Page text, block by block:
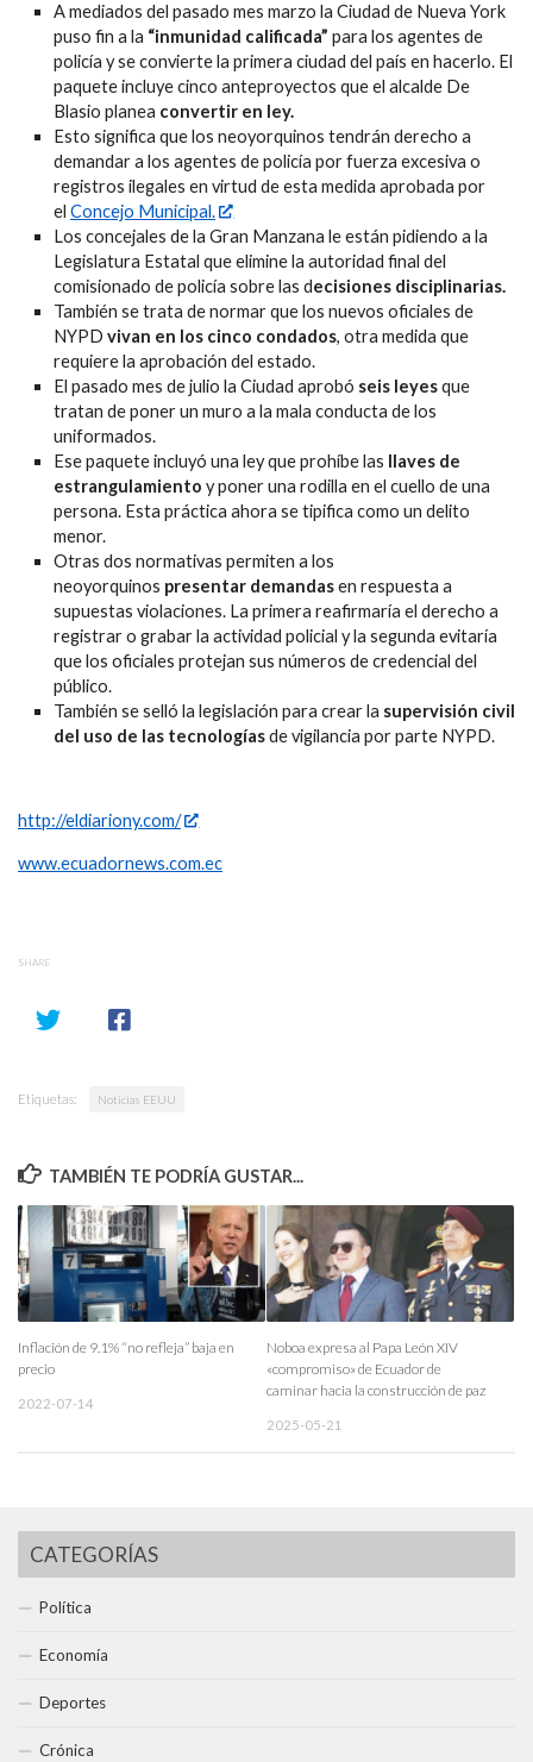
A mediados del pasado mes marzo la Ciudad de Nueva York
puso fin a la “inmunidad calificada” para los agentes de
policía y se convierte la primera ciudad del país en hacerlo. El
paquete incluye cinco anteproyectos que el alcalde De
Blasio planea convertir en ley.
Esto significa que los neoyorquinos tendrán derecho a
demandar a los agentes de policía por fuerza excesiva o
registros ilegales en virtud de esta medida aprobada por
el Concejo Municipal.
Los concejales de la Gran Manzana le están pidiendo a la
Legislatura Estatal que elimine la autoridad final del
comisionado de policía sobre las decisiones disciplinarias.
También se trata de normar que los nuevos oficiales de
NYPD vivan en los cinco condados, otra medida que
requiere la aprobación del estado.
El pasado mes de julio la Ciudad aprobó seis leyesque
tratan de poner un muro a la mala conducta de los
uniformados.
Ese paquete incluyó una ley que prohíbe las llaves de
estrangulamiento y poner una rodilla en el cuello de una
persona. Esta práctica ahora se tipifica como un delito
menor.
Otras dos normativas permiten a los
neoyorquinos presentar demandasen respuesta a
supuestas violaciones. La primera reafirmaría el derecho a
registrar o grabar la actividad policial y la segunda evitaría
que los oficiales protejan sus números de credencial del
público.
También se selló la legislación para crear la supervisión civil
del uso de las tecnologíasde vigilancia por parte NYPD.
http://eldiariony.com/
www.ecuadornews.com.ec
SHARE
Etiquetas: Noticias EEUU
TAMBIÉN TE PODRÍA GUSTAR...
Inflación de 9.1% “no refleja” baja en
precio
2022-07-14
Noboa expresa al Papa León XIV
«compromiso» de Ecuador de
caminar hacia la construcción de paz
2025-05-21
CATEGORÍAS
Política
Economía
Deportes
Crónica